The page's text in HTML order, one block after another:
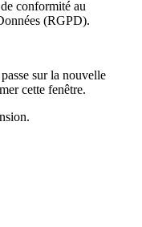
conformité au
(RGPD).
sur la nouvelle
cette fenêtre.